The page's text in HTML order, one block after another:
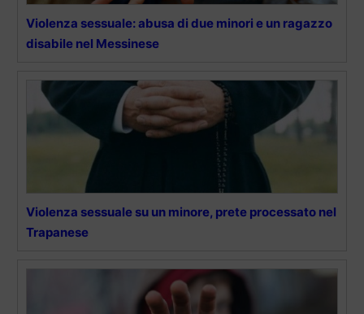
Violenza sessuale: abusa di due minori e un ragazzo
disabile nel Messinese
Violenza sessuale su un minore, prete processato nel
Trapanese